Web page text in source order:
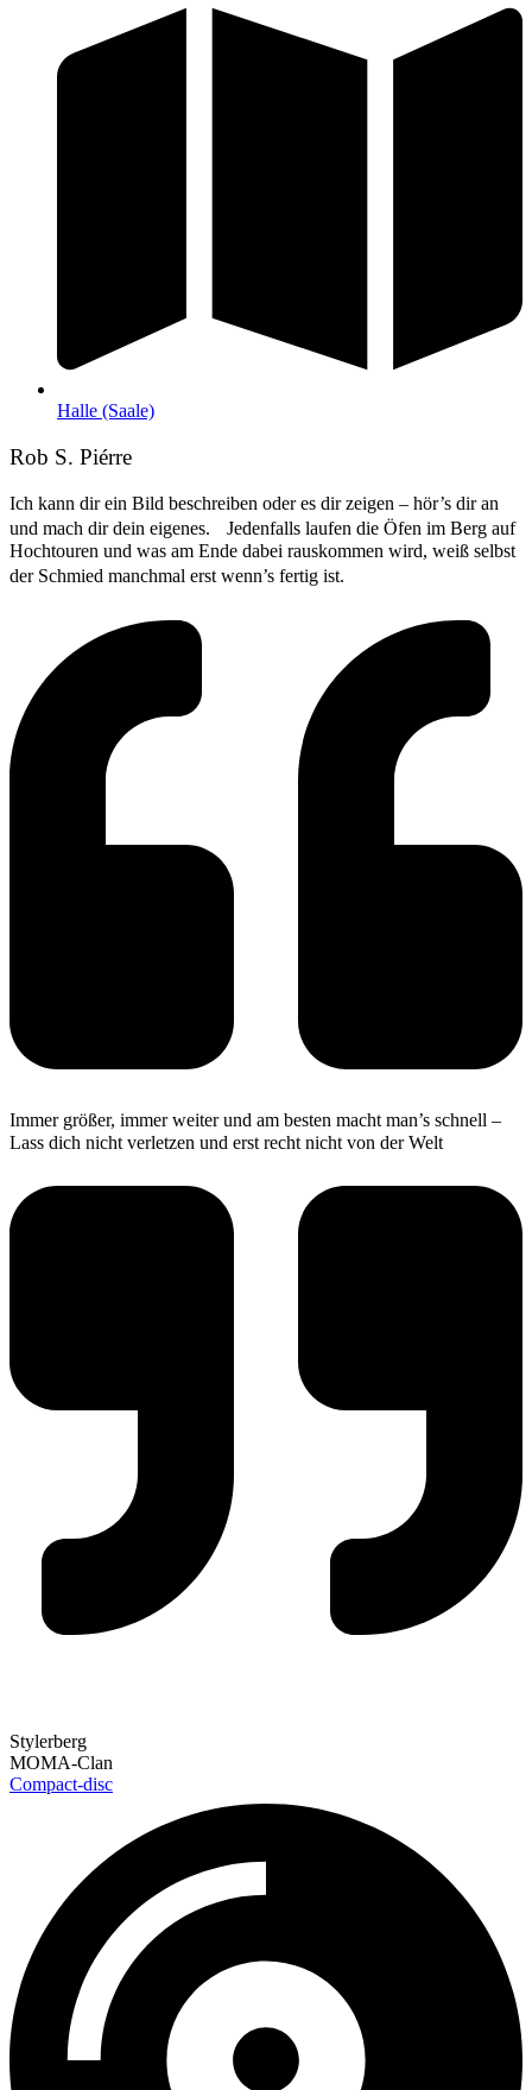
Halle (Saale)
Rob S. Piérre
Ich kann dir ein Bild beschreiben oder es dir zeigen – hör’s dir an
und mach dir dein eigenes. Jedenfalls laufen die Öfen im Berg auf
Hochtouren und was am Ende dabei rauskommen wird, weiß selbst
der Schmied manchmal erst wenn’s fertig ist.
Immer größer, immer weiter und am besten macht man’s schnell –
Lass dich nicht verletzen und erst recht nicht von der Welt
Stylerberg
MOMA-Clan
Compact-disc